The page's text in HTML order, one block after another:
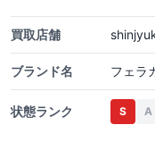
買取店舗
ブランド名 フェラ
状態ランク S A